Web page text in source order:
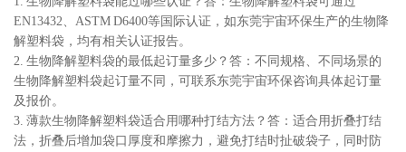
EN13432、ASTM D6400等国际认证，如东莞宇宙环保生产的生物降
解塑料袋，均有相关认证报告。
2. 生物降解塑料袋的最低起订量多少？答：不同规格、不同场景的
生物降解塑料袋起订量不同，可联系东莞宇宙环保咨询具体起订量
及报价。
3. 薄款生物降解塑料袋适合用哪种打结方法？答：适合用折叠打结
法，折叠后增加袋口厚度和摩擦力，避免打结时扯破袋子，同时防